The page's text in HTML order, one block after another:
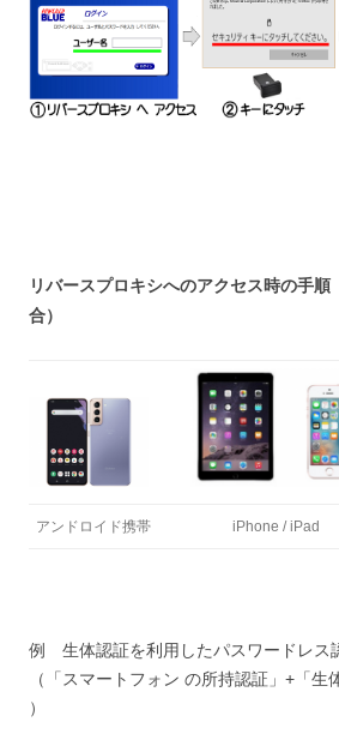
リバースプロキシへのアクセス時の手順
合）
アンドロイド携帯 iPhone / iPad
例 生体認証を利用したパスワードレス
（「スマートフォン の所持認証」+「生
）